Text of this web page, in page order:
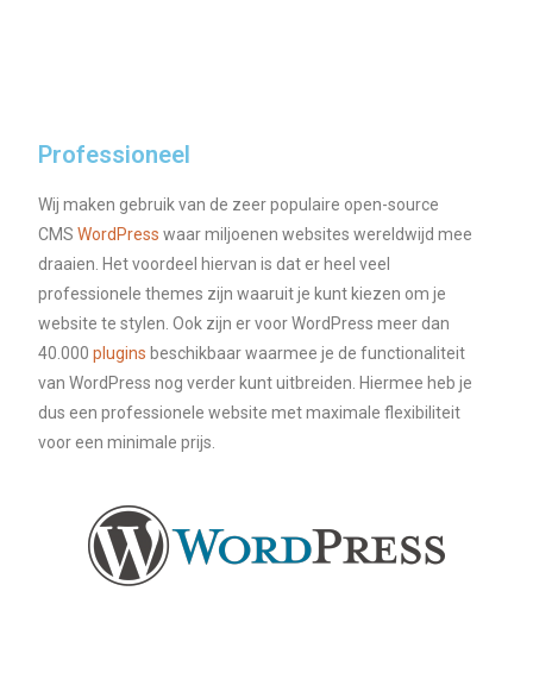
Professioneel
Wij maken gebruik van de zeer populaire open-source
CMSWordPress waar miljoenen websites wereldwijd mee
draaien. Het voordeel hiervan is dat er heel veel
professionele themes zijn waaruit je kunt kiezen om je
website te stylen. Ook zijn er voor WordPress meer dan
40.000plugins beschikbaar waarmee je de functionaliteit
van WordPress nog verder kunt uitbreiden. Hiermee heb je
dus een professionele website met maximale flexibiliteit
voor een minimale prijs.